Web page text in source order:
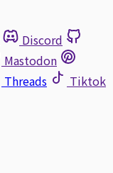
Discord
Mastodon
Threads
Tiktok